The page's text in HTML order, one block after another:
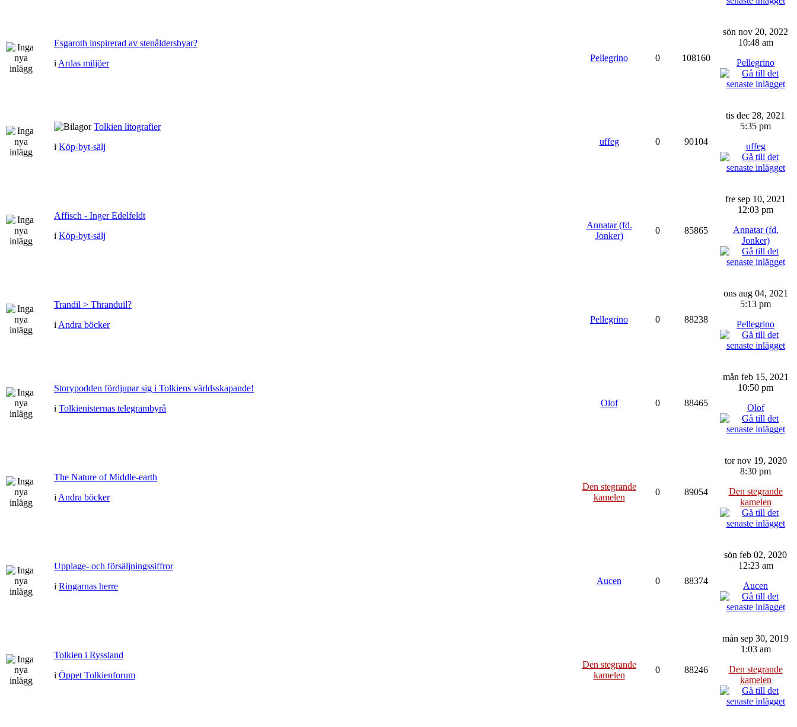
Esgaroth inspirerad av stenåldersbyar?
i Ardas miljöer
Pellegrino 0 108160
sön nov 20, 2022
10:48 am
Pellegrino
Tolkien litografier
i Köp-byt-sälj
uffeg 0 90104
tis dec 28, 2021
5:35 pm
uffeg
Affisch - Inger Edelfeldt
i Köp-byt-sälj
Annatar (fd.
Jonker)
0 85865
fre sep 10, 2021
12:03 pm
Annatar (fd.
Jonker)
Trandil > Thranduil?
i Andra böcker
Pellegrino 0 88238
ons aug 04, 2021
5:13 pm
Pellegrino
Storypodden fördjupar sig i Tolkiens världsskapande!
i Tolkienisternas telegrambyrå
Olof 0 88465
mån feb 15, 2021
10:50 pm
Olof
The Nature of Middle-earth
i Andra böcker
Den stegrande
kamelen
0 89054
tor nov 19, 2020
8:30 pm
Den stegrande
kamelen
Upplage- och försäljningssiffror
i Ringarnas herre
Aucen 0 88374
sön feb 02, 2020
12:23 am
Aucen
Tolkien i Ryssland
i Öppet Tolkienforum
Den stegrande
kamelen
0 88246
mån sep 30, 2019
1:03 am
Den stegrande
kamelen